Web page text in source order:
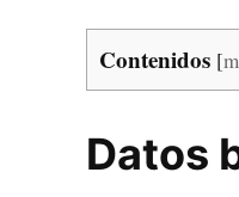
Contenidos [
Datos